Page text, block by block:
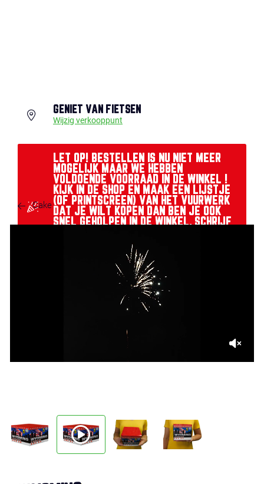
GENIET VAN FIETSEN
Wijzig verkooppunt
LET OP! BESTELLEN IS NU NIET MEER
MOGELIJK MAAR WE HEBBEN
VOLDOENDE VOORRAAD IN DE WINKEL !
KIJK IN DE SHOP EN MAAK EEN LIJSTJE
(OF PRINTSCREEN) VAN HET VUURWERK
DAT JE WILT KOPEN DAN BEN JE OOK
SNEL GEHOLPEN IN DE WINKEL. SCHRIJF
HET AANTAL.....EEN OLIEBOL EN WAT
LEKKERS VOOR DE KIDS LIGT KLAAR !!
Cake